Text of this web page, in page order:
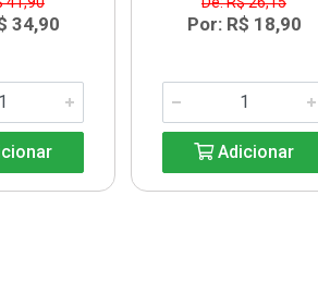
34,90 Por: R$ 18,90
Adicionar